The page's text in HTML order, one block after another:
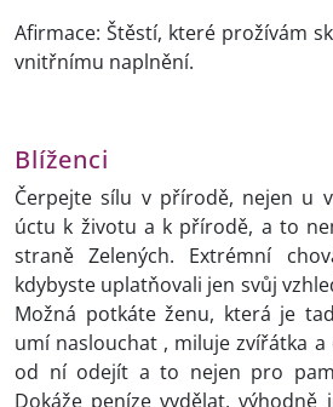
Afirmace: Štěstí, které prožívám
vnitřnímu naplnění.
Blíženci
Čerpejte sílu v přírodě, nejen u
úctu k životu a k přírodě, a to
straně Zelených. Extrémní
kdybyste uplatňovali jen svůj
Možná potkáte ženu, která je
umí naslouchat , miluje zvířátka
od ní odejít a to nejen pro
Dokáže peníze vydělat,